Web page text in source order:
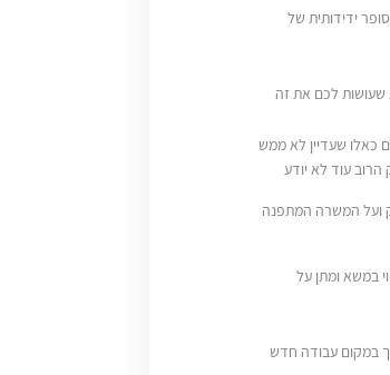
ידידותית של
שעושות לכם את זה
כאלו שעדיין לא ממש
עוד לא יודע
ועל המשרה המתפנה
במשא ומתן על
במקום עבודה חדש